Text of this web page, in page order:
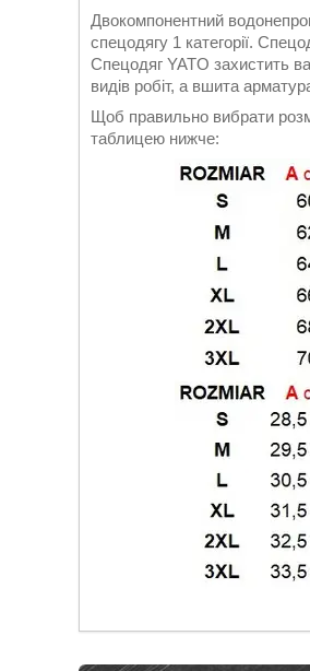
Двокомпонентний
спецодягу 1 категорії.
Спецодяг YATO захистить
видів робіт, а вшита
Щоб правильно вибрати
таблицею нижче: